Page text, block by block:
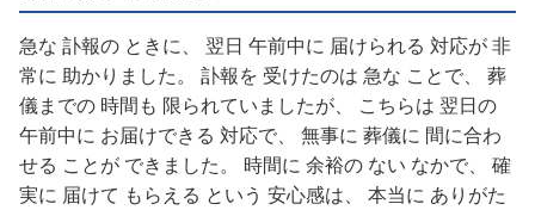
急な 訃報の ときに、 翌日 午前中に 届けられる 対応が 非
常に 助かりました。 訃報を 受けたのは 急な ことで、 葬
儀までの 時間も 限られていましたが、 こちらは 翌日の
午前中に お届けできる 対応で、 無事に 葬儀に 間に合わ
せる ことが できました。 時間に 余裕の ない なかで、 確
実に 届けて もらえる という 安心感は、 本当に ありがた